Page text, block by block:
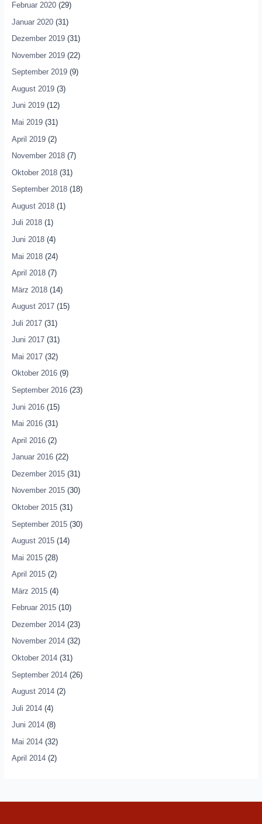
Februar 2020(29)
Januar 2020(31)
Dezember 2019(31)
November 2019(22)
September 2019(9)
August 2019(3)
Juni 2019(12)
Mai 2019(31)
April 2019(2)
November 2018(7)
Oktober 2018(31)
September 2018(18)
August 2018(1)
Juli 2018(1)
Juni 2018(4)
Mai 2018(24)
April 2018(7)
März 2018(14)
August 2017(15)
Juli 2017(31)
Juni 2017(31)
Mai 2017(32)
Oktober 2016(9)
September 2016(23)
Juni 2016(15)
Mai 2016(31)
April 2016(2)
Januar 2016(22)
Dezember 2015(31)
November 2015(30)
Oktober 2015(31)
September 2015(30)
August 2015(14)
Mai 2015(28)
April 2015(2)
März 2015(4)
Februar 2015(10)
Dezember 2014(23)
November 2014(32)
Oktober 2014(31)
September 2014(26)
August 2014(2)
Juli 2014(4)
Juni 2014(8)
Mai 2014(32)
April 2014(2)